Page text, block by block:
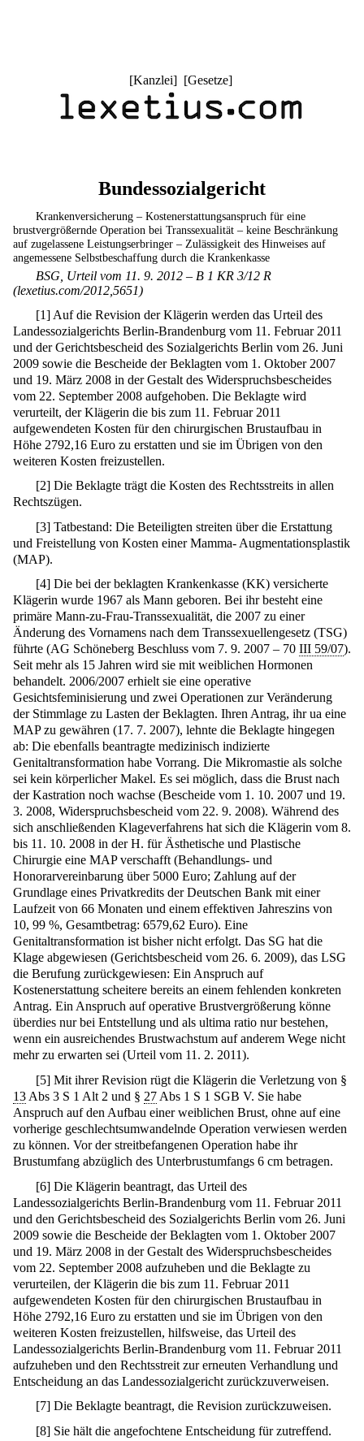
[Kanzlei] [Gesetze]
Bundessozialgericht
Krankenversicherung – Kostenerstattungsanspruch für eine
brustvergrößernde Operation bei Transsexualität – keine Beschränkung
auf zugelassene Leistungserbringer – Zulässigkeit des Hinweises auf
angemessene Selbstbeschaffung durch die Krankenkasse
BSG, Urteil vom 11. 9. 2012 – B 1 KR 3/12 R
(lexetius.com/2012,5651)
[1] Auf die Revision der Klägerin werden das Urteil des
Landessozialgerichts Berlin-Brandenburg vom 11. Februar 2011
und der Gerichtsbescheid des Sozialgerichts Berlin vom 26. Juni
2009 sowie die Bescheide der Beklagten vom 1. Oktober 2007
und 19. März 2008 in der Gestalt des Widerspruchsbescheides
vom 22. September 2008 aufgehoben. Die Beklagte wird
verurteilt, der Klägerin die bis zum 11. Februar 2011
aufgewendeten Kosten für den chirurgischen Brustaufbau in
Höhe 2792,16 Euro zu erstatten und sie im Übrigen von den
weiteren Kosten freizustellen.
[2] Die Beklagte trägt die Kosten des Rechtsstreits in allen
Rechtszügen.
[3] Tatbestand: Die Beteiligten streiten über die Erstattung
und Freistellung von Kosten einer Mamma- Augmentationsplastik
(MAP).
[4] Die bei der beklagten Krankenkasse (KK) versicherte
Klägerin wurde 1967 als Mann geboren. Bei ihr besteht eine
primäre Mann-zu-Frau-Transsexualität, die 2007 zu einer
Änderung des Vornamens nach dem Transsexuellengesetz (TSG)
führte (AG Schöneberg Beschluss vom 7. 9. 2007 – 70 III 59/07).
Seit mehr als 15 Jahren wird sie mit weiblichen Hormonen
behandelt. 2006/2007 erhielt sie eine operative
Gesichtsfeminisierung und zwei Operationen zur Veränderung
der Stimmlage zu Lasten der Beklagten. Ihren Antrag, ihr ua eine
MAP zu gewähren (17. 7. 2007), lehnte die Beklagte hingegen
ab: Die ebenfalls beantragte medizinisch indizierte
Genitaltransformation habe Vorrang. Die Mikromastie als solche
sei kein körperlicher Makel. Es sei möglich, dass die Brust nach
der Kastration noch wachse (Bescheide vom 1. 10. 2007 und 19.
3. 2008, Widerspruchsbescheid vom 22. 9. 2008). Während des
sich anschließenden Klageverfahrens hat sich die Klägerin vom 8.
bis 11. 10. 2008 in der H. für Ästhetische und Plastische
Chirurgie eine MAP verschafft (Behandlungs- und
Honorarvereinbarung über 5000 Euro; Zahlung auf der
Grundlage eines Privatkredits der Deutschen Bank mit einer
Laufzeit von 66 Monaten und einem effektiven Jahreszins von
10, 99 %, Gesamtbetrag: 6579,62 Euro). Eine
Genitaltransformation ist bisher nicht erfolgt. Das SG hat die
Klage abgewiesen (Gerichtsbescheid vom 26. 6. 2009), das LSG
die Berufung zurückgewiesen: Ein Anspruch auf
Kostenerstattung scheitere bereits an einem fehlenden konkreten
Antrag. Ein Anspruch auf operative Brustvergrößerung könne
überdies nur bei Entstellung und als ultima ratio nur bestehen,
wenn ein ausreichendes Brustwachstum auf anderem Wege nicht
mehr zu erwarten sei (Urteil vom 11. 2. 2011).
[5] Mit ihrer Revision rügt die Klägerin die Verletzung von §
13 Abs 3 S 1 Alt 2 und § 27 Abs 1 S 1 SGB V. Sie habe
Anspruch auf den Aufbau einer weiblichen Brust, ohne auf eine
vorherige geschlechtsumwandelnde Operation verwiesen werden
zu können. Vor der streitbefangenen Operation habe ihr
Brustumfang abzüglich des Unterbrustumfangs 6 cm betragen.
[6] Die Klägerin beantragt, das Urteil des
Landessozialgerichts Berlin-Brandenburg vom 11. Februar 2011
und den Gerichtsbescheid des Sozialgerichts Berlin vom 26. Juni
2009 sowie die Bescheide der Beklagten vom 1. Oktober 2007
und 19. März 2008 in der Gestalt des Widerspruchsbescheides
vom 22. September 2008 aufzuheben und die Beklagte zu
verurteilen, der Klägerin die bis zum 11. Februar 2011
aufgewendeten Kosten für den chirurgischen Brustaufbau in
Höhe 2792,16 Euro zu erstatten und sie im Übrigen von den
weiteren Kosten freizustellen, hilfsweise, das Urteil des
Landessozialgerichts Berlin-Brandenburg vom 11. Februar 2011
aufzuheben und den Rechtsstreit zur erneuten Verhandlung und
Entscheidung an das Landessozialgericht zurückzuverweisen.
[7] Die Beklagte beantragt, die Revision zurückzuweisen.
[8] Sie hält die angefochtene Entscheidung für zutreffend.